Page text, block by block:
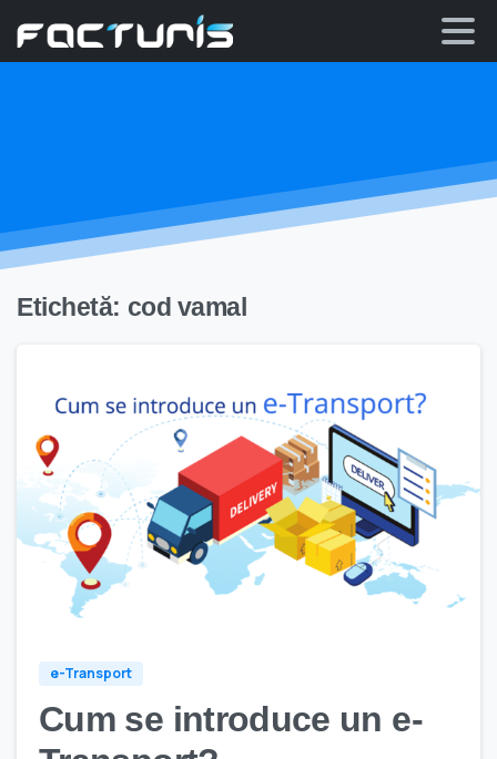
Etichetă: cod vamal
0
e-Transport
Cum se introduce un e-